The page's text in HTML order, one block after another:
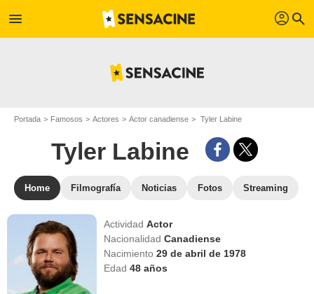
menu profil search
Portada Famosos Actores Actor canadiense Tyler Labine
Tyler Labine
Home Filmografía Noticias Fotos Streaming
ActividadActor
NacionalidadCanadiense
Nacimiento29 de abril de 1978
Edad48 años